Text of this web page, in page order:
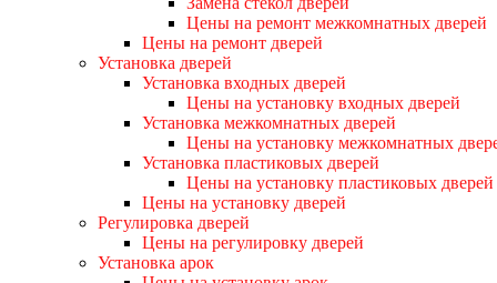
Цены на ремонт межкомнатных дверей
Цены на ремонт дверей
Установка дверей
Установка входных дверей
Цены на установку входных дверей
Установка межкомнатных дверей
Цены на установку межкомнатных
Установка пластиковых дверей
Цены на установку пластиковых дверей
Цены на установку дверей
Регулировка дверей
Цены на регулировку дверей
Установка арок